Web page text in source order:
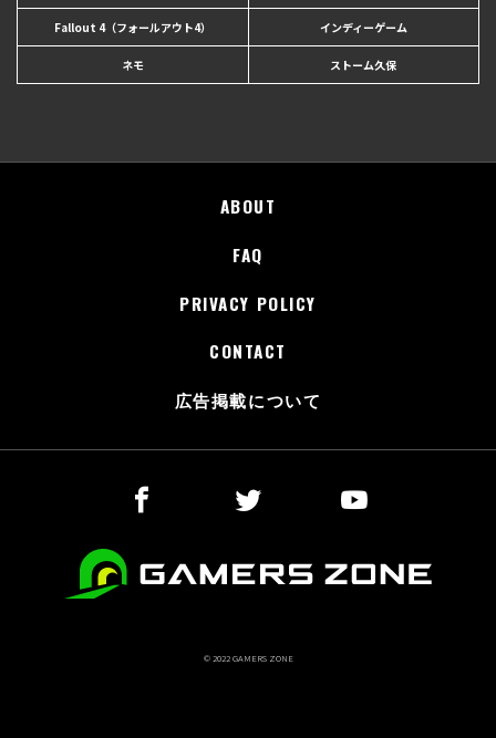
Fallout 4（フォールアウト4） インディーゲーム
ネモ ストーム久保
ABOUT
FAQ
PRIVACY POLICY
CONTACT
広告掲載について
© 2022 GAMERS ZONE